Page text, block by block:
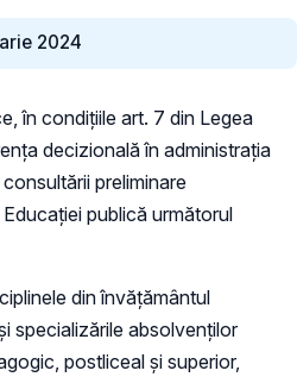
2024
în condiţiile art. 7 din Legea
decizională în administraţia
preliminare
publică următorul
din învăţământul
specializările absolvenţilor
postliceal şi superior,